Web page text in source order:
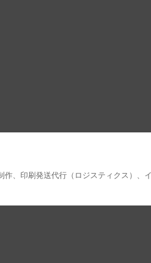
、印刷発送代行（ロジスティクス）、